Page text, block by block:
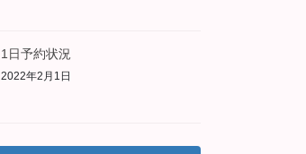
1日予約状況
2022年2月1日